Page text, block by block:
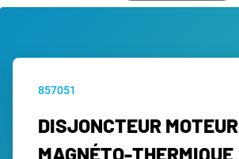
857051
DISJONCTEUR MOTEUR
MAGNÉTO-THERMIQUE